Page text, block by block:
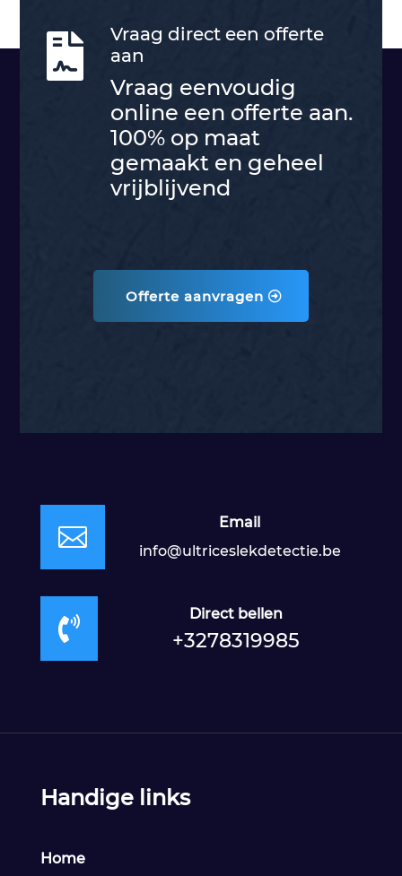

Vraag direct een offerte
aan
Vraag eenvoudig
online een offerte aan.
100% op maat
gemaakt en geheel
vrijblijvend
Offerte aanvragen

Email
info@ultriceslekdetectie.be

Direct bellen
+3278319985
Handige links
Home